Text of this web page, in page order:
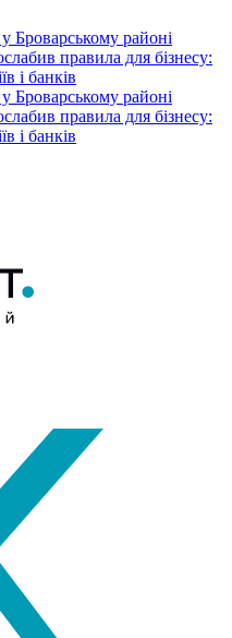
Броварському районі
правила для бізнесу:
і банків
Броварському районі
правила для бізнесу:
і банків